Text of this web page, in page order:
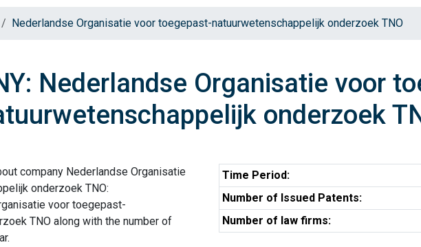
Nederlandse Organisatie voor toegepast-natuurwetenschappelijk onderzoek TNO
Nederlandse Organisatie voor
onderzoek
company Nederlandse Organisatie
onderzoek TNO:
voor toegepast-
TNO along with the number of
Time Period:
Number of Issued Patents:
Number of law firms: